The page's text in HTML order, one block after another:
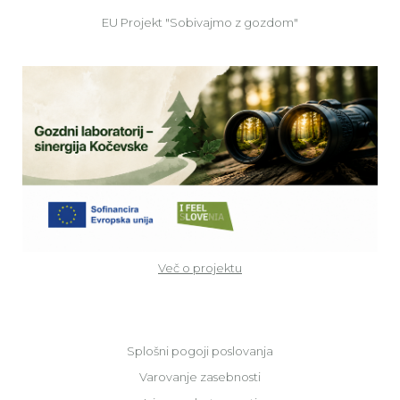
EU Projekt "Sobivajmo z gozdom"
Več o projektu
Splošni pogoji poslovanja
Varovanje zasebnosti